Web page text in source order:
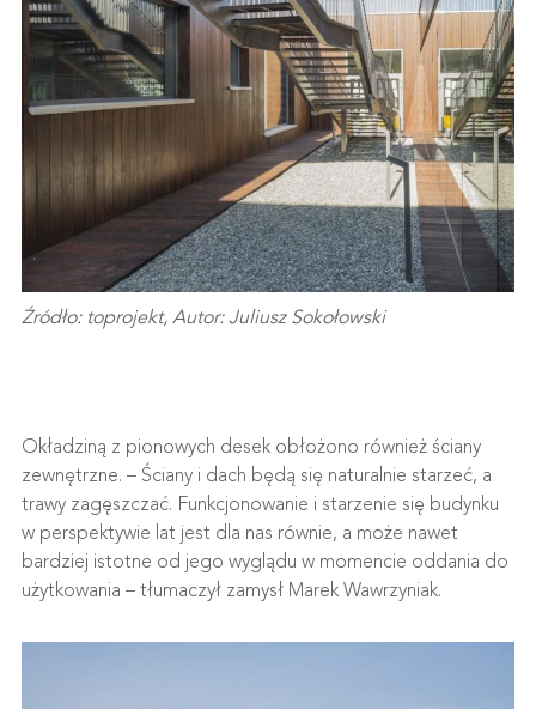
Źródło: toprojekt, Autor: Juliusz Sokołowski
Okładziną z pionowych desek obłożono również ściany
zewnętrzne. – Ściany i dach będą się naturalnie starzeć, a
trawy zagęszczać. Funkcjonowanie i starzenie się budynku
w perspektywie lat jest dla nas równie, a może nawet
bardziej istotne od jego wyglądu w momencie oddania do
użytkowania – tłumaczył zamysł Marek Wawrzyniak.